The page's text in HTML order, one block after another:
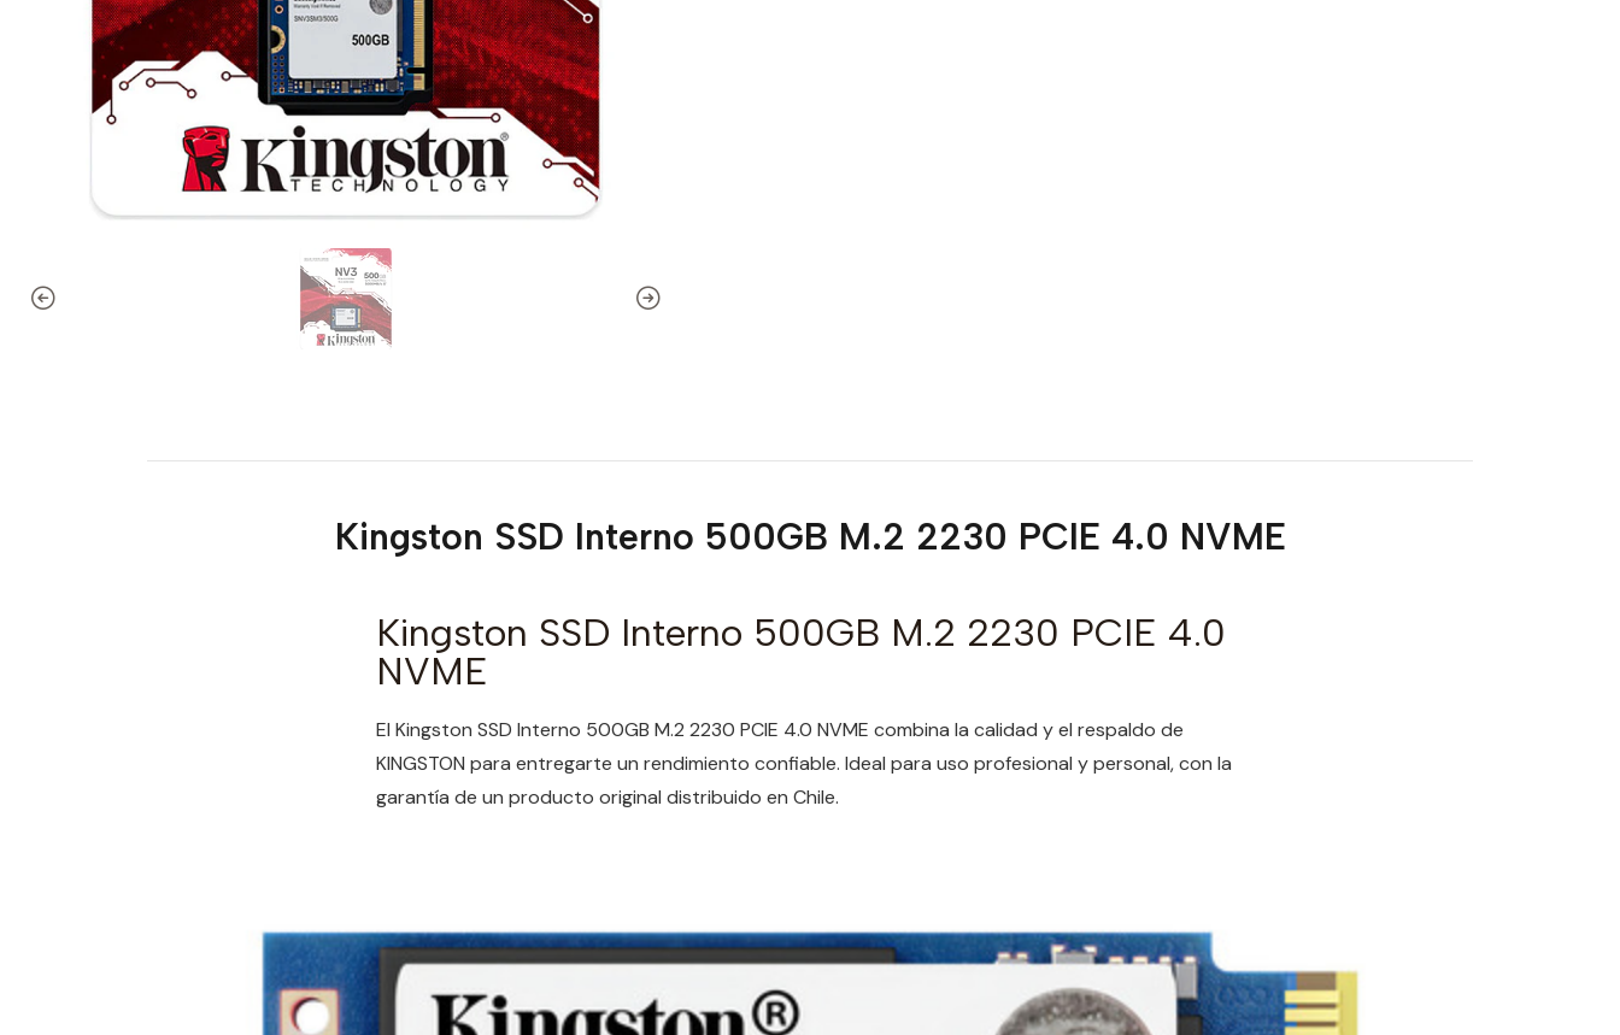
Kingston SSD Interno 500GB M.2 2230 PCIE 4.0 NVME
Kingston SSD Interno 500GB M.2 2230 PCIE 4.0
NVME
El Kingston SSD Interno 500GB M.2 2230 PCIE 4.0 NVME combina la calidad y el respaldo de
KINGSTON para entregarte un rendimiento confiable. Ideal para uso profesional y personal, con la
garantía de un producto original distribuido en Chile.